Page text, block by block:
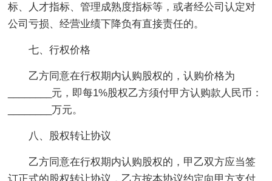
标、人才指标、管理成熟度指标等，或者经公司认定对
公司亏损、经营业绩下降负有直接责任的。
七、行权价格
乙方同意在行权期内认购股权的，认购价格为
________元，即每1%股权乙方须付甲方认购款人民币：
________万元。
八、股权转让协议
乙方同意在行权期内认购股权的，甲乙双方应当签
订正式的股权转让协议，乙方按本协议约定向甲方支付